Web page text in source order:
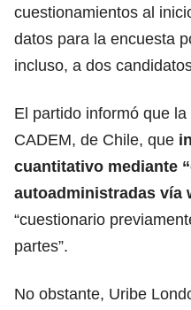
cuestionamientos al
datos para la encuesta
incluso, a dos
El partido informó que
CADEM, de Chile, que
cuantitativo mediante
autoadministradas vía
“cuestionario
partes”.
No obstante, Uribe